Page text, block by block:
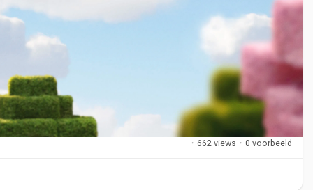
· 662 views · 0 voorbeeld